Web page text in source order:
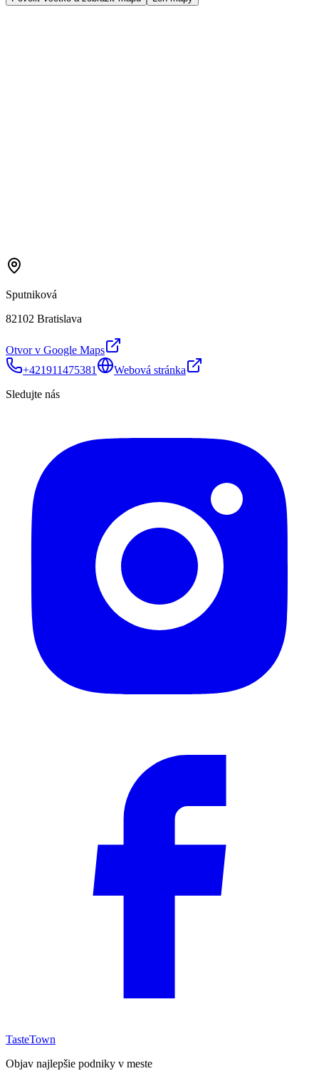
Sputniková
82102 Bratislava
Otvor v Google Maps
+421911475381
Webová stránka
Sledujte nás
TasteTown
Objav najlepšie podniky v meste